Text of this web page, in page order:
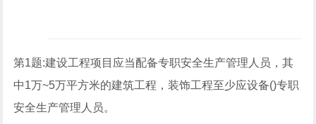
第1题:建设工程项目应当配备专职安全生产管理人员，其
中1万~5万平方米的建筑工程，装饰工程至少应设备()专职
安全生产管理人员。